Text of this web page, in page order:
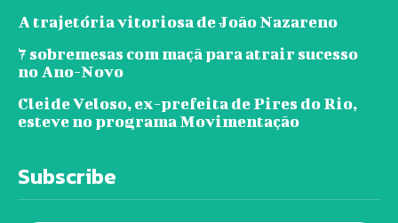
A trajetória vitoriosa de João Nazareno
7 sobremesas com maçã para atrair sucesso
no Ano-Novo
Cleide Veloso, ex-prefeita de Pires do Rio,
esteve no programa Movimentação
Subscribe